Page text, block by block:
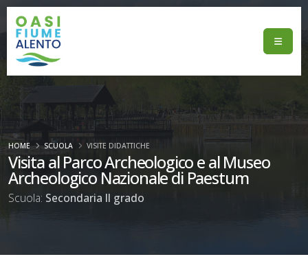
Visita al Parco Archeologico e al Museo
Archeologico Nazionale di Paestum
Scuola: Secondaria II grado
HOME SCUOLA VISITE DIDATTICHE